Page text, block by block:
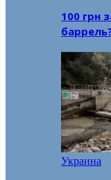
100 грн
Украина